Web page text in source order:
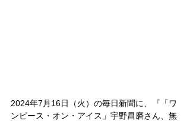
2024年7月16日（火）の毎日新聞に、『「ワ
ンピース・オン・アイス」宇野昌磨さん、無